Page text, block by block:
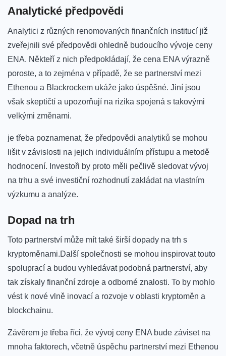
Analytické ⁢předpovědi
Analytici z⁤ různých renomovaných finančních institucí ⁣již
zveřejnili své‌ předpovědi ohledně budoucího vývoje ceny
ENA. Někteří ​z⁢ nich předpokládají, že cena ENA výrazně
poroste, a to zejména v případě, že ⁢se ‍partnerství ⁢mezi‍
Ethenou a Blackrockem ukáže jako úspěšné. Jiní jsou
však skeptičtí a upozorňují na rizika spojená ​s takovými
velkými změnami.
je‍ třeba poznamenat, že předpovědi analytiků se mohou
lišit v závislosti na jejich ‍individuálním přístupu a metodě
hodnocení. Investoři by proto měli pečlivě sledovat ⁣vývoj
na⁢ trhu a ⁢své ‍investiční ‍rozhodnutí⁣ zakládat na vlastním​
výzkumu a analýze.
Dopad na trh
Toto‍ partnerství může⁢ mít také širší dopady na trh s
kryptoměnami.Další společnosti se mohou inspirovat touto
spoluprací‍ a budou vyhledávat podobná partnerství, aby
tak získaly⁤ finanční zdroje ​a odborné znalosti.‌ To by mohlo
vést​ k nové vlně inovací a rozvoje v ​oblasti kryptoměn⁢ a
blockchainu.
Závěrem je⁢ třeba říci, ‌že vývoj ceny ‍ENA bude záviset na
mnoha faktorech, včetně úspěchu partnerství‍ mezi Ethenou